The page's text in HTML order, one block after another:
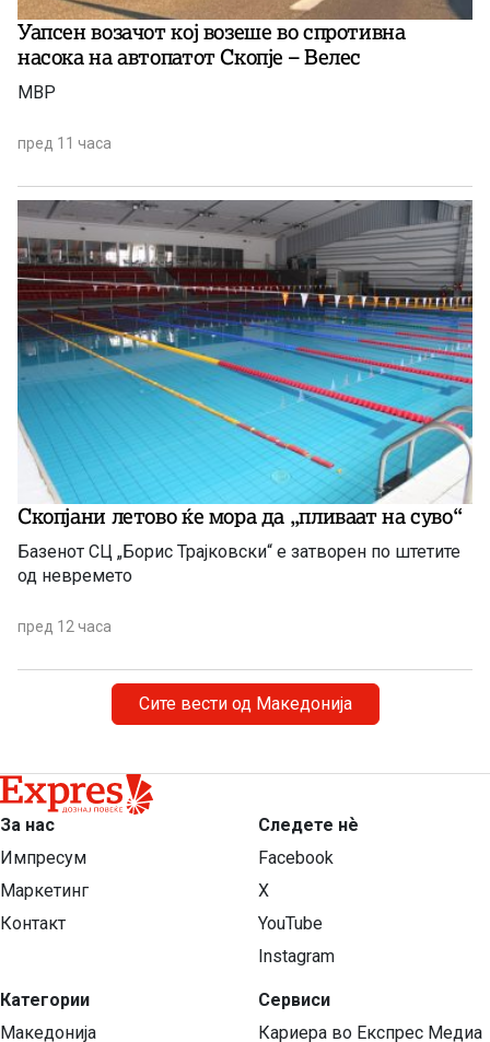
Уапсен возачот кој возеше во спротивна
насока на автопатот Скопје – Велес
МВР
пред 11 часа
Скопјани летово ќе мора да „пливаат на суво“
Базенот СЦ „Борис Трајковски“ е затворен по штетите
од невремето
пред 12 часа
Сите вести од Македонија
За нас
Импресум
Маркетинг
Контакт
Категории
Македонија
Следете нѐ
Facebook
X
YouTube
Instagram
Сервиси
Кариера во Експрес Медиа